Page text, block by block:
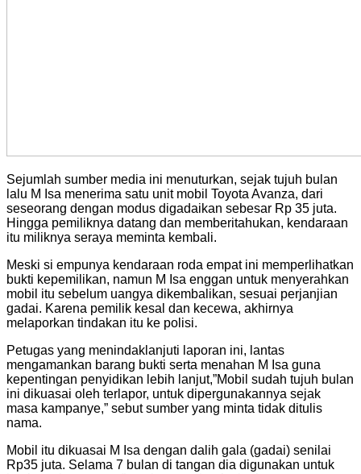
Sejumlah sumber media ini menuturkan, sejak tujuh bulan
lalu M Isa menerima satu unit mobil Toyota Avanza, dari
seseorang dengan modus digadaikan sebesar Rp 35 juta.
Hingga pemiliknya datang dan memberitahukan, kendaraan
itu miliknya seraya meminta kembali.
Meski si empunya kendaraan roda empat ini memperlihatkan
bukti kepemilikan, namun M Isa enggan untuk menyerahkan
mobil itu sebelum uangya dikembalikan, sesuai perjanjian
gadai. Karena pemilik kesal dan kecewa, akhirnya
melaporkan tindakan itu ke polisi.
Petugas yang menindaklanjuti laporan ini, lantas
mengamankan barang bukti serta menahan M Isa guna
kepentingan penyidikan lebih lanjut,”Mobil sudah tujuh bulan
ini dikuasai oleh terlapor, untuk dipergunakannya sejak
masa kampanye,” sebut sumber yang minta tidak ditulis
nama.
Mobil itu dikuasai M Isa dengan dalih gala (gadai) senilai
Rp35 juta. Selama 7 bulan di tangan dia digunakan untuk